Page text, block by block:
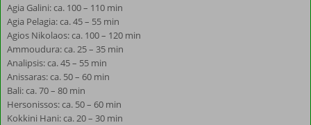
Agia Galini: ca. 100 – 110 min
Agia Pelagia: ca. 45 – 55 min
Agios Nikolaos: ca. 100 – 120 min
Ammoudura: ca. 25 – 35 min
Analipsis: ca. 45 – 55 min
Anissaras: ca. 50 – 60 min
Bali: ca. 70 – 80 min
Hersonissos: ca. 50 – 60 min
Kokkini Hani: ca. 20 – 30 min